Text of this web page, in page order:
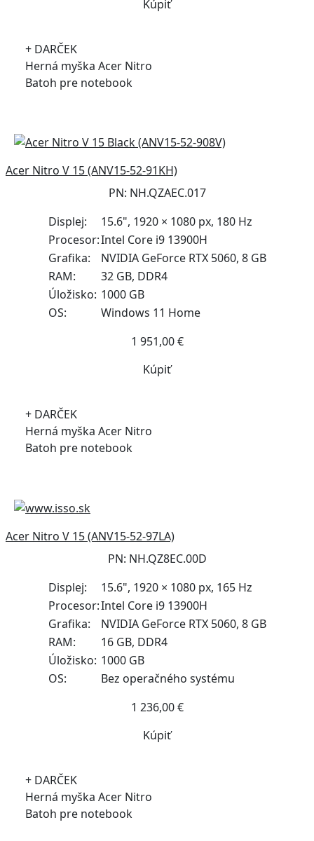
Kúpiť
+ DARČEK
Herná myška Acer Nitro
Batoh pre notebook
Acer Nitro V 15 (ANV15-52-91KH)
PN: NH.QZAEC.017
Displej:
15.6", 1920 × 1080 px, 180 Hz
Procesor:Intel Core i9 13900H
Grafika:
NVIDIA GeForce RTX 5060, 8 GB
RAM:
32 GB, DDR4
Úložisko: 1000 GB
OS:
Windows 11 Home
1 951,00 €
Kúpiť
+ DARČEK
Herná myška Acer Nitro
Batoh pre notebook
Acer Nitro V 15 (ANV15-52-97LA)
PN: NH.QZ8EC.00D
Displej:
15.6", 1920 × 1080 px, 165 Hz
Procesor:Intel Core i9 13900H
Grafika:
NVIDIA GeForce RTX 5060, 8 GB
RAM:
16 GB, DDR4
Úložisko: 1000 GB
OS:
Bez operačného systému
1 236,00 €
Kúpiť
+ DARČEK
Herná myška Acer Nitro
Batoh pre notebook